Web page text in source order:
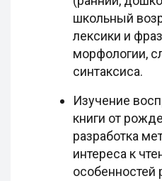
школьный
лексики и
морфологии,
синтаксиса.
Изучение
книги от
разработка
интереса к
особенностей